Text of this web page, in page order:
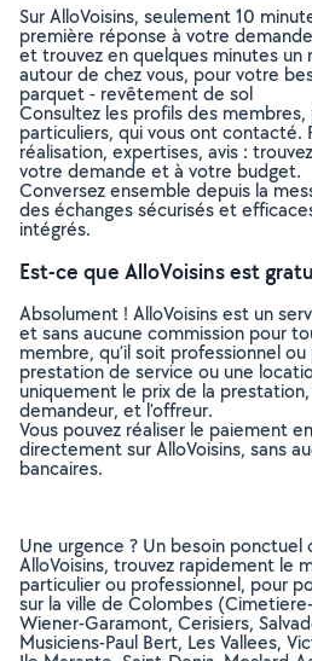
Sur AlloVoisins, seulement 10
première réponse à votre
et trouvez en quelques minutes un
autour de chez vous, pour votre
parquet - revêtement de sol
Consultez les profils des
particuliers, qui vous ont contacté.
réalisation, expertises, avis :
votre demande et à votre budget.
Conversez ensemble depuis la
des échanges sécurisés et
intégrés.
Est-ce que AlloVoisins est
Absolument ! AlloVoisins est un
et sans aucune commission pour
membre, qu’il soit professionnel
prestation de service ou une
uniquement le prix de la
demandeur, et l’offreur.
Vous pouvez réaliser le paiement
directement sur AlloVoisins, sans
bancaires.
Une urgence ? Un besoin ponctuel
AlloVoisins, trouvez rapidement le
particulier ou professionnel, pour
sur la ville de Colombes
Wiener-Garamont, Cerisiers,
Musiciens-Paul Bert, Les Vallees,